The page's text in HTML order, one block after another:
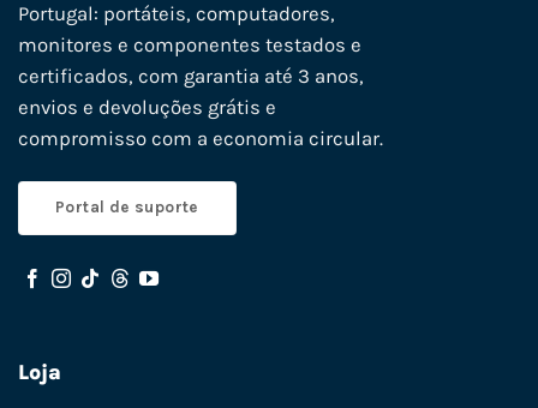
Portugal: portáteis, computadores,
monitores e componentes testados e
certificados, com garantia até 3 anos,
envios e devoluções grátis e
compromisso com a economia circular.
Portal de suporte
Loja